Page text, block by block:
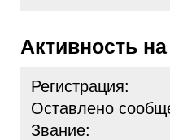
Активность
Регистрация:
Оставлено
Звание: